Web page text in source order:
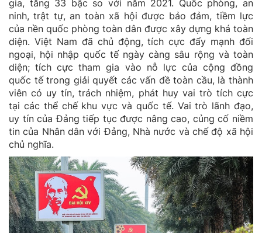
gia, tăng 33 bậc so với năm 2021. Quốc phòng, an
ninh, trật tự, an toàn xã hội được bảo đảm, tiềm lực
của nền quốc phòng toàn dân được xây dựng khá toàn
diện. Việt Nam đã chủ động, tích cực đẩy mạnh đối
ngoại, hội nhập quốc tế ngày càng sâu rộng và toàn
diện; tích cực tham gia vào nỗ lực của cộng đồng
quốc tế trong giải quyết các vấn đề toàn cầu, là thành
viên có uy tín, trách nhiệm, phát huy vai trò tích cực
tại các thể chế khu vực và quốc tế. Vai trò lãnh đạo,
uy tín của Đảng tiếp tục được nâng cao, củng cố niềm
tin của Nhân dân với Đảng, Nhà nước và chế độ xã hội
chủ nghĩa.